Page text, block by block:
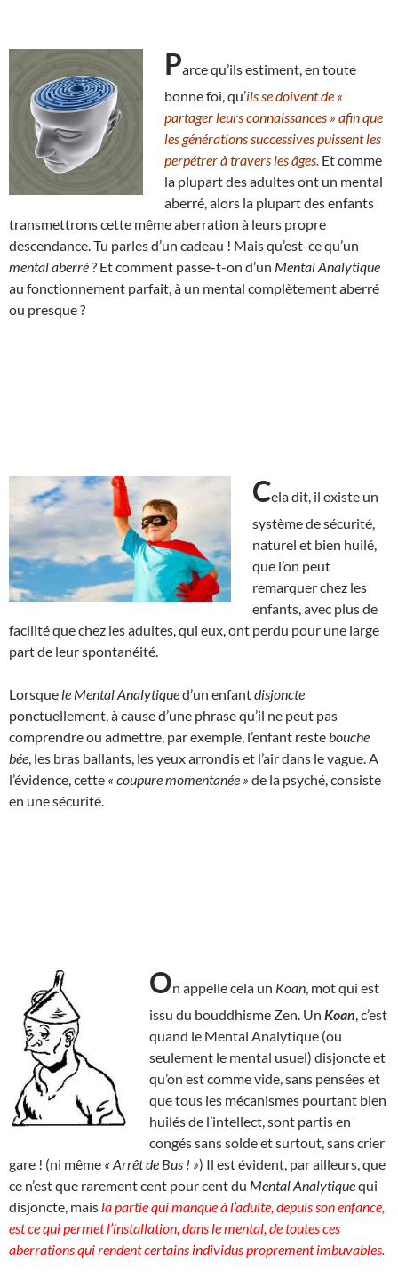
Parce qu’ils estiment, en toute
bonne foi, qu’ils se doivent de «
partager leurs connaissances » afin que
les générations successives puissent les
perpétrer à travers les âges. Et comme
la plupart des adultes ont un mental
aberré, alors la plupart des enfants
transmettrons cette même aberration à leurs propre
descendance. Tu parles d’un cadeau ! Mais qu’est-ce qu’un
mental aberré? Et comment passe-t-on d’un Mental Analytique
au fonctionnement parfait, à un mental complètement aberré
ou presque ?
Cela dit, il existe un
système de sécurité,
naturel et bien huilé,
que l’on peut
remarquer chez les
enfants, avec plus de
facilité que chez les adultes, qui eux, ont perdu pour une large
part de leur spontanéité.
Lorsque le Mental Analytiqued’un enfantdisjoncte
ponctuellement, à cause d’une phrase qu’il ne peut pas
comprendre ou admettre, par exemple, l’enfant reste bouche
bée , les bras ballants, les yeux arrondis et l’air dans le vague. A
l’évidence, cette « coupure momentanée » de la psyché, consiste
en une sécurité.
On appelle cela un Koan , mot qui est
issu du bouddhisme Zen. Un Koan , c’est
quand le Mental Analytique (ou
seulement le mental usuel) disjoncte et
qu’on est comme vide, sans pensées et
que tous les mécanismes pourtant bien
huilés de l’intellect, sont partis en
congés sans solde et surtout, sans crier
gare ! (ni même « Arrêt de Bus ! ») Il est évident, par ailleurs, que
ce n’est que rarement cent pour cent du Mental Analytiquequi
disjoncte, mais la partie qui manque à l’adulte, depuis son enfance,
est ce qui permet l’installation, dans le mental, de toutes ces
aberrations qui rendent certains individus proprement imbuvables.